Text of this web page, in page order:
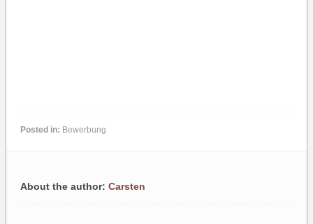
Posted in: Bewerbung
About the author: Carsten